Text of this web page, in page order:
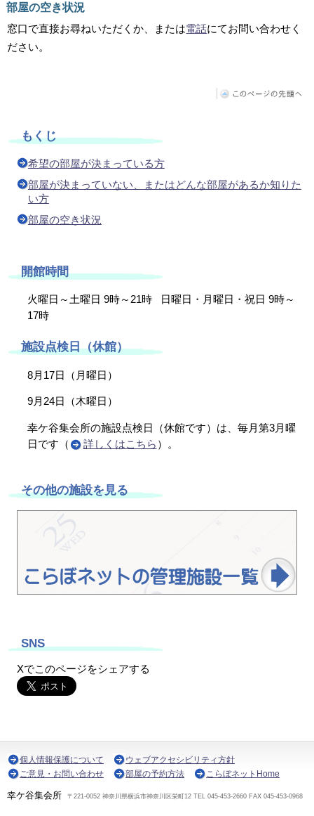
部屋の空き状況
窓口で直接お尋ねいただくか、または電話にてお問い合わせく
ださい。
もくじ
希望の部屋が決まっている方
部屋が決まっていない、またはどんな部屋があるか知りた
い方
部屋の空き状況
開館時間
火曜日～土曜日 9時～21時
日曜日・月曜日・祝日 9時～
17時
施設点検日（休館）
8月17日（月曜日）
9月24日（木曜日）
幸ケ谷集会所の施設点検日（休館です）は、毎月第3月曜
日です（
詳しくはこちら ）。
その他の施設を見る
SNS
Xでこのページをシェアする
個人情報保護について
ウェブアクセシビリティ方針
ご意見・お問い合わせ
部屋の予約方法 こらぼネットHome
幸ケ谷集会所 〒221-0052 神奈川県横浜市神奈川区栄町12 TEL 045-453-2660 FAX 045-453-0968